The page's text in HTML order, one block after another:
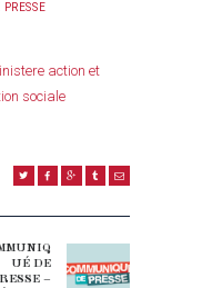
action et
sociale
UÉ DE
–